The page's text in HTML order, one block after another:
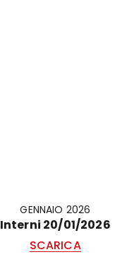
GENNAIO 2026
Interni 20/01/2026
SCARICA